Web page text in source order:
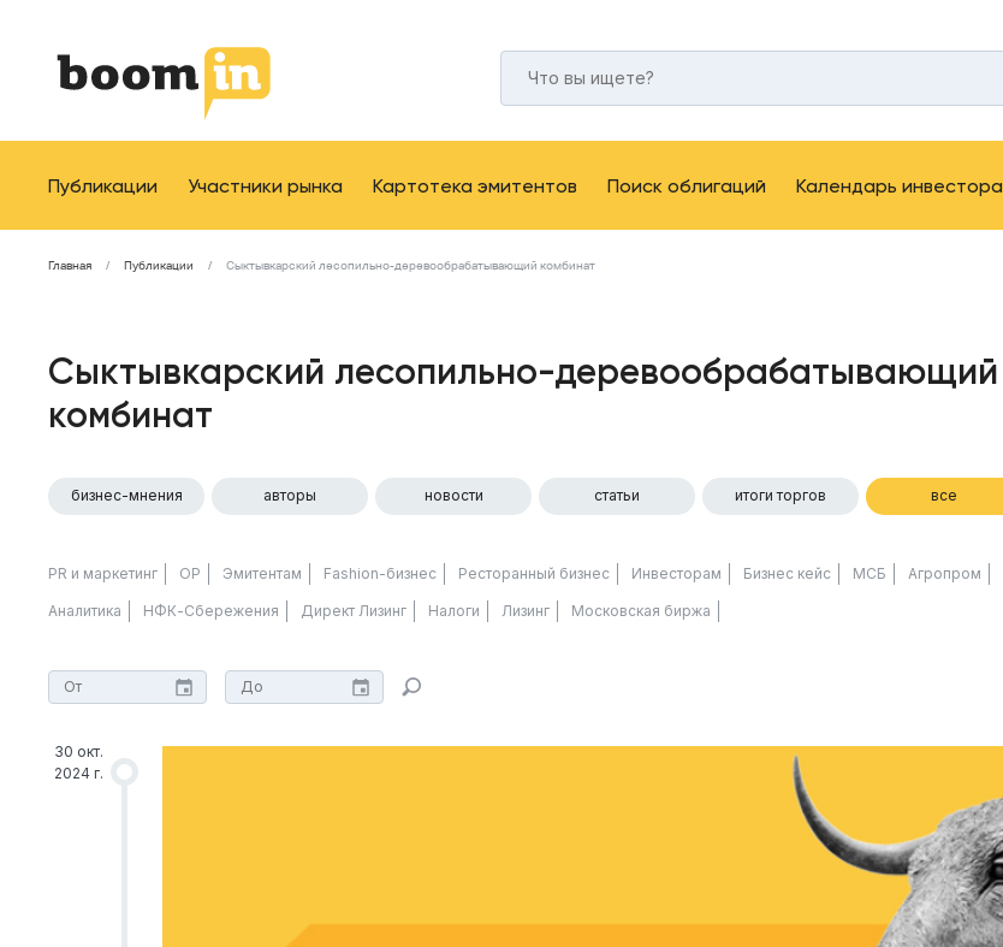
Публикации Участники рынка Картотека эмитентов Поиск облигаций Календарь инвестора
Главная Публикации Сыктывкарский лесопильно-деревообрабатывающий комбинат
Сыктывкарский лесопильно-деревообрабатывающий
комбинат
бизнес-мнения авторы новости статьи итоги торгов все
PR и маркетинг ОР Эмитентам Fashion-бизнес Ресторанный бизнес Инвесторам Бизнес кейс МСБ Агропром
Аналитика НФК-Сбережения Директ Лизинг Налоги Лизинг Московская биржа
30 окт.
2024 г.